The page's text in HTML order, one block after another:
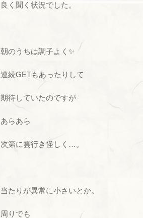
良く聞く状況でした。
朝のうちは調子よく✨
連続GETもあったりして
期待していたのですが
あらあら
次第に雲行き怪しく…。
当たりが異常に小さいとか。
周りでも